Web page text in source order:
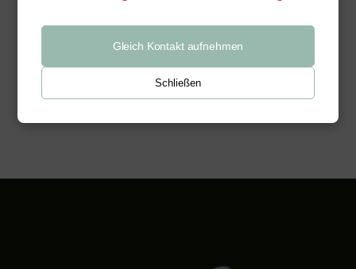
Weiterlesen
Gleich Kontakt aufnehmen
Schließen